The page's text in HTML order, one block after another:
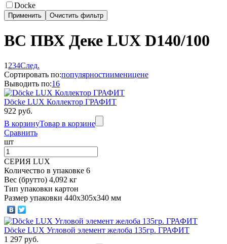
Docke
ВС ПВХ Деке LUX D140/100
1 234След.
Сортировать по:популярностиименицене
Выводить по:16
Döcke LUX Коллектор ГРАФИТ
922 руб.
В корзинуТовар в корзине
Сравнить
шт
СЕРИЯ LUX
Количество в упаковке 6
Вес (брутто) 4,092 кг
Тип упаковки картон
Размер упаковки 440х305х340 мм
Döcke LUX Угловой элемент желоба 135гр. ГРАФИТ
1 297 руб.